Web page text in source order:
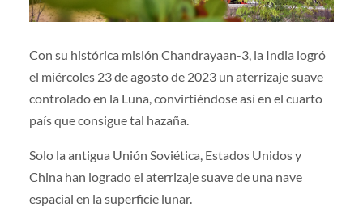
Con su histórica misión Chandrayaan-3, la India logró
el miércoles 23 de agosto de 2023 un aterrizaje suave
controlado en la Luna, convirtiéndose así en el cuarto
país que consigue tal hazaña.
Solo la antigua Unión Soviética, Estados Unidos y
China han logrado el aterrizaje suave de una nave
espacial en la superficie lunar.